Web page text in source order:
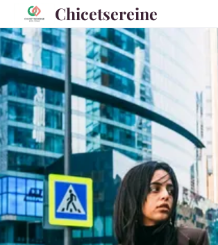
Chicetsereine